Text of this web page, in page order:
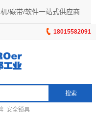
/碳带/软件一站式供应商
18015582091
搜索
安全锁具